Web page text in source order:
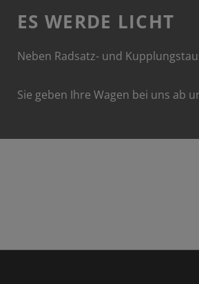
ES WERDE LICHT
Neben Radsatz- und
Sie geben Ihre Wagen bei uns ab